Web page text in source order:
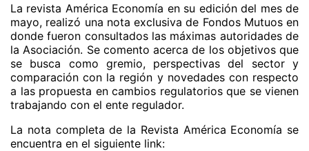
La revista América Economía en su edición del mes de
mayo, realizó una nota exclusiva de Fondos Mutuos en
donde fueron consultados las máximas autoridades de
la Asociación. Se comento acerca de los objetivos que
se busca como gremio, perspectivas del sector y
comparación con la región y novedades con respecto
a las propuesta en cambios regulatorios que se vienen
trabajando con el ente regulador.
La nota completa de la Revista América Economía se
encuentra en el siguiente link: